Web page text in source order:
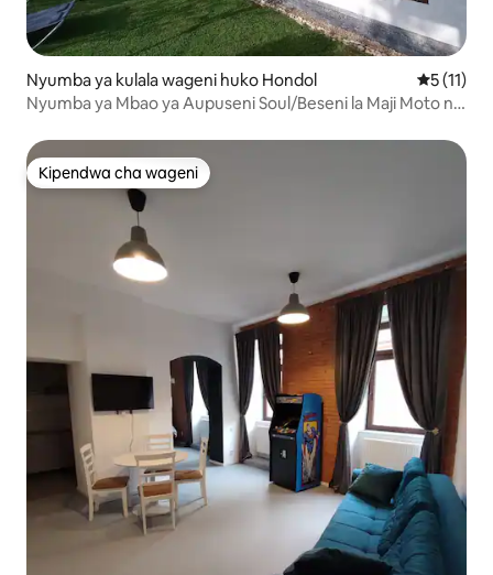
Nyumba ya kulala wageni huko Hondol Ukadiriaji
5 (11)
Nyumba ya Mbao ya Aupuseni Soul/Beseni la Maji Moto na
Kipendwa cha wageni
Kipendwa cha wageni